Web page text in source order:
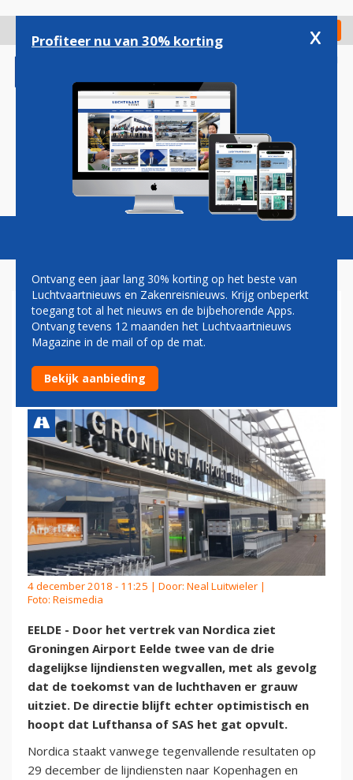
gaan
Check in
Magazine Podcasts Vacatures
GRONINGEN AIRPORT HOOPT
OP LUFTHANSA OF SAS NA
VERTREK NORDICA
4 december 2018 - 11:25 | Door: Neal Luitwieler |
Foto: Reismedia
EELDE - Door het vertrek van Nordica ziet
Groningen Airport Eelde twee van de drie
dagelijkse lijndiensten wegvallen, met als gevolg
dat de toekomst van de luchthaven er grauw
uitziet. De directie blijft echter optimistisch en
hoopt dat Lufthansa of SAS het gat opvult.
Nordica staakt vanwege tegenvallende resultaten op
29 december de lijndiensten naar Kopenhagen en
Profiteer nu van 30% korting x
Ontvang een jaar lang 30% korting op het beste van
Luchtvaartnieuws en Zakenreisnieuws. Krijg onbeperkt
toegang tot al het nieuws en de bijbehorende Apps.
Ontvang tevens 12 maanden het Luchtvaartnieuws
Magazine in de mail of op de mat.
Bekijk aanbieding